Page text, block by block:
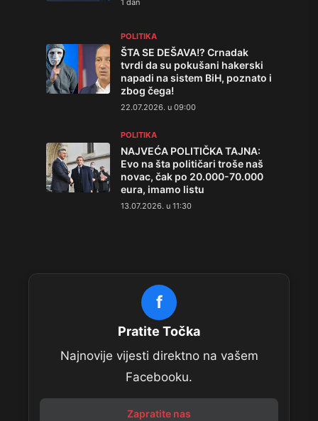
1 dan
POLITIKA
ŠTA SE DEŠAVA!? Crnadak
tvrdi da su pokušani hakerski
napadi na sistem BiH, poznato i
zbog čega!
22.07.2026. u 09:00
POLITIKA
NAJVEĆA POLITIČKA TAJNA:
Evo na šta političari troše naš
novac, čak po 20.000-70.000
eura, imamo listu
13.07.2026. u 11:30
f
Pratite Točka
Najnovije vijesti direktno na vašem
Facebooku.
Zapratite nas